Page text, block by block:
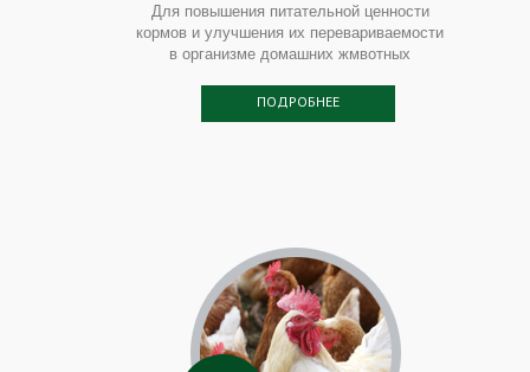
Для повышения питательной ценности
кормов и улучшения их перевариваемости
в организме домашних жмвотных
ПОДРОБНЕЕ